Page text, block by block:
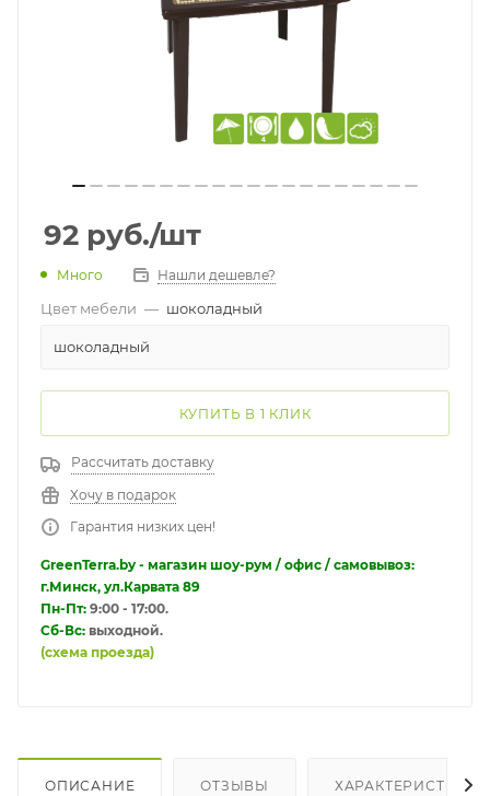
92 руб./шт
Много Нашли дешевле?
Цвет мебели — шоколадный
шоколадный
КУПИТЬ В 1 КЛИК
Рассчитать доставку
Хочу в подарок
Гарантия низких цен!
GreenTerra.by - магазин шоу-рум / офис / самовывоз:
г.Минск, ул.Карвата 89
Пн-Пт: 9:00 - 17:00.
Сб-Вс: выходной.
(схема проезда)
ОПИСАНИЕ ОТЗЫВЫ ХАРАКТЕРИСТИКИ